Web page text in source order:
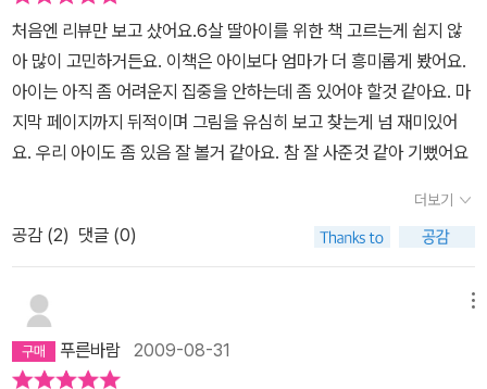
아냈다.어릴때 보물찾기를 하듯...나도 아이도 보물을 찾으러 가고 싶
다.
처음엔 리뷰만 보고 샀어요.6살 딸아이를 위한 책 고르는게 쉽지 않
아 많이 고민하거든요. 이책은 아이보다 엄마가 더 흥미롭게 봤어요.
아이는 아직 좀 어려운지 집중을 안하는데 좀 있어야 할것 같아요. 마
지막 페이지까지 뒤적이며 그림을 유심히 보고 찾는게 넘 재미있어
요. 우리 아이도 좀 있음 잘 볼거 같아요. 참 잘 사준것 같아 기뻤어요
더보기
공감 (2) 댓글 (0)
푸른바람 2009-08-31